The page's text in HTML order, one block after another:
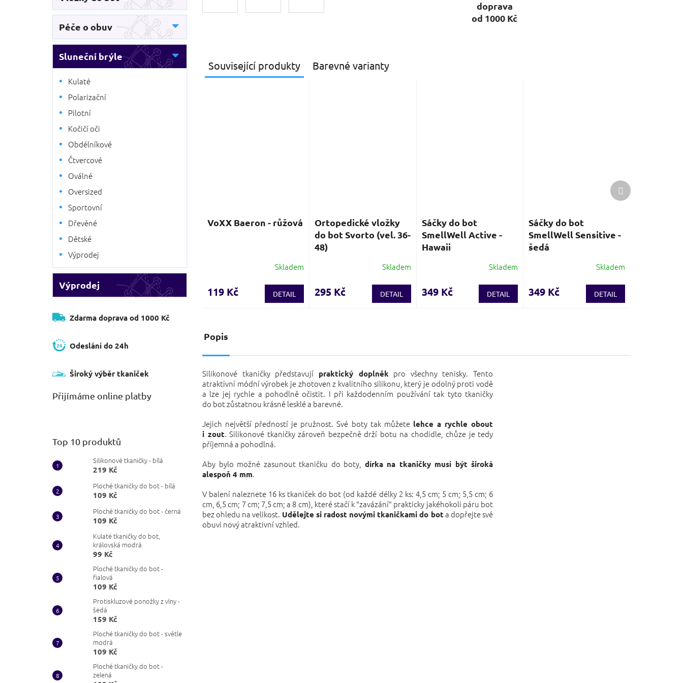
Péče o obuv
Sluneční brýle
Kulaté
Polarizační
Pilotní
Kočičí oči
Obdélníkové
Čtvercové
Oválné
Oversized
Sportovní
Dřevěné
Dětské
Výprodej
Výprodej
Zdarma doprava od 1000 Kč
Odeslání do 24h
Široký výběr tkaniček
Přijímáme online platby
Top 10 produktů
Silikonové tkaničky - bílá
219 Kč
Ploché tkaničky do bot - bílá
109 Kč
Ploché tkaničky do bot - černá
109 Kč
Kulaté tkaničky do bot,
královská modrá
99 Kč
Ploché tkaničky do bot -
fialová
109 Kč
Protiskluzové ponožky z vlny -
šedá
159 Kč
Ploché tkaničky do bot - světle
modrá
109 Kč
Ploché tkaničky do bot -
zelená
doprava
od 1000 Kč
Související produkty Barevné varianty
VoXX Baeron - růžová
Skladem
119 Kč DETAIL
Ortopedické vložky
do bot Svorto (vel. 36-
48)
produktu
je
Skladem
295 Kč DETAIL
Sáčky do bot
SmellWell Active -
Hawaii
Skladem
349 Kč DETAIL
Sáčky do bot
SmellWell Sensitive -
šedá
Skladem
349 Kč DETAIL
Další
produkt
Popis
Silikonové tkaničky představují praktický doplněk pro všechny tenisky. Tento
atraktivní módní výrobek je zhotoven z kvalitního silikonu, který je odolný proti vodě
a lze jej rychle a pohodlně očistit. I při každodenním používání tak tyto tkaničky
do bot zůstatnou krásně lesklé a barevné.
Jejich největší předností je pružnost. Své boty tak můžete lehce a rychle obout
i zout. Silikonové tkaničky zároveň bezpečně drží botu na chodidle, chůze je tedy
příjemná a pohodlná.
Aby bylo možné zasunout tkaničku do boty, dírka na tkaničky musí být široká
alespoň 4 mm.
V balení naleznete 16 ks tkaniček do bot (od každé délky 2 ks: 4,5 cm; 5 cm; 5,5 cm; 6
cm, 6,5 cm; 7 cm; 7,5 cm; a 8 cm), které stačí k "zavázání" prakticky jakéhokoli páru bot
bez ohledu na velikost. Udělejte si radost novými tkaničkami do bot a dopřejte své
obuvi nový atraktivní vzhled.